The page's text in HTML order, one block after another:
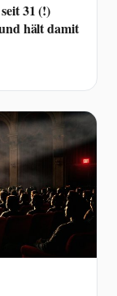
31 (!)
hält damit